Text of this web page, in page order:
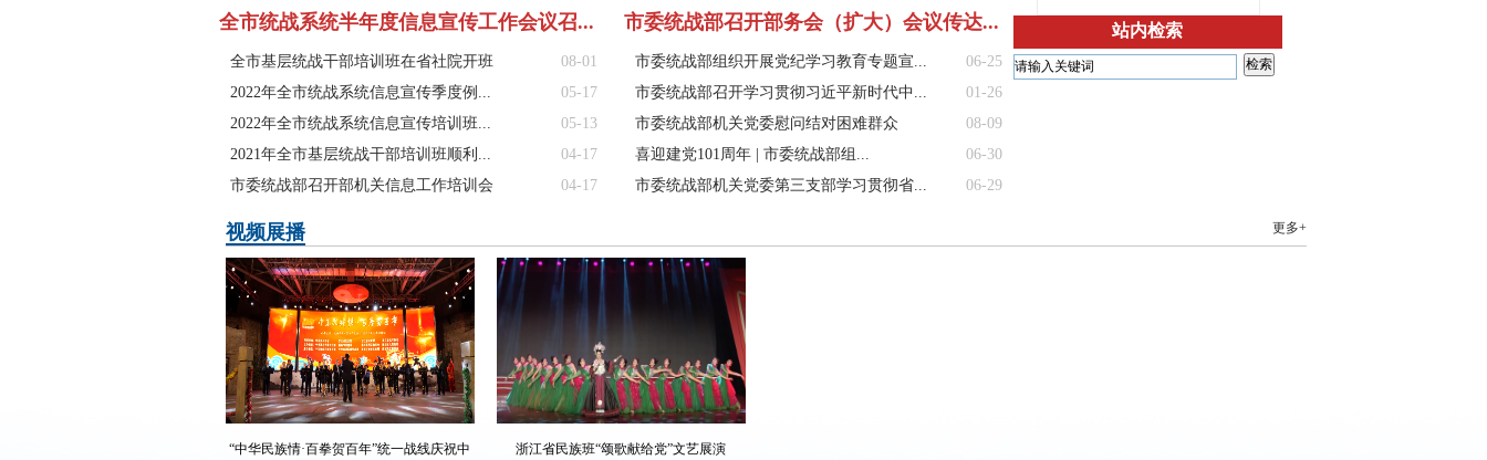
全市统战系统半年度信息宣传工作会议召...
全市基层统战干部培训班在省社院开班
08-01
2022年全市统战系统信息宣传季度例...
05-17
2022年全市统战系统信息宣传培训班...
05-13
2021年全市基层统战干部培训班顺利...
04-17
市委统战部召开部机关信息工作培训会
04-17
市委统战部召开部务会（扩大）会议传达...
市委统战部组织开展党纪学习教育专题宣...
06-25
市委统战部召开学习贯彻习近平新时代中...
01-26
市委统战部机关党委慰问结对困难群众
08-09
喜迎建党101周年 | 市委统战部组...
06-30
市委统战部机关党委第三支部学习贯彻省...
06-29
站内检索
视频展播 更多+
“中华民族情·百拳贺百年”统一战线庆祝中 浙江省民族班“颂歌献给党”文艺展演